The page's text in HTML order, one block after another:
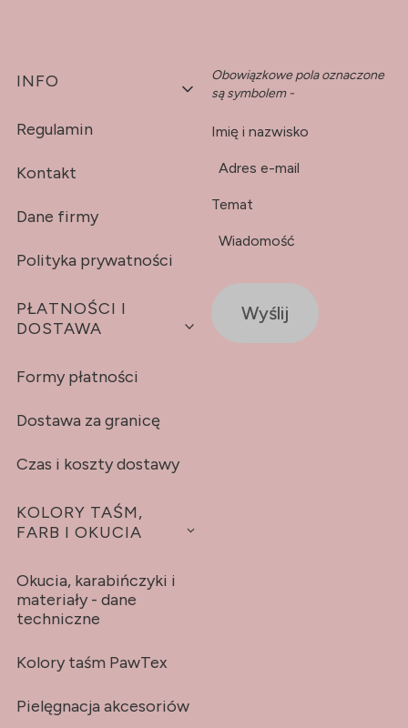
Linki w stopce
INFO
Regulamin
Kontakt
Dane firmy
Polityka prywatności
PŁATNOŚCI I
DOSTAWA
Formy płatności
Dostawa za granicę
Czas i koszty dostawy
KOLORY TAŚM,
FARB I OKUCIA
Okucia, karabińczyki i
materiały - dane
techniczne
Kolory taśm PawTex
Pielęgnacja akcesoriów
Obowiązkowe pola oznaczone
są symbolem -
Imię i nazwisko
Adres e-mail
Temat
Wiadomość
Wyślij